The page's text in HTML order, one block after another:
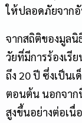
ให้ปลอดภัยจาก
จากสถิติของมูลนิ
วัยที่มีการร้องเรี
ถึง 20 ปี ซึ่งเป็น
ตอนต้น นอกจาก
สูงขึ้นอย่างต่อเนื่